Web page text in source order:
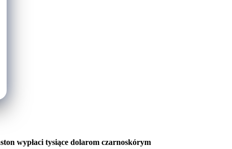
wypłaci tysiące dolarom czarnoskórym